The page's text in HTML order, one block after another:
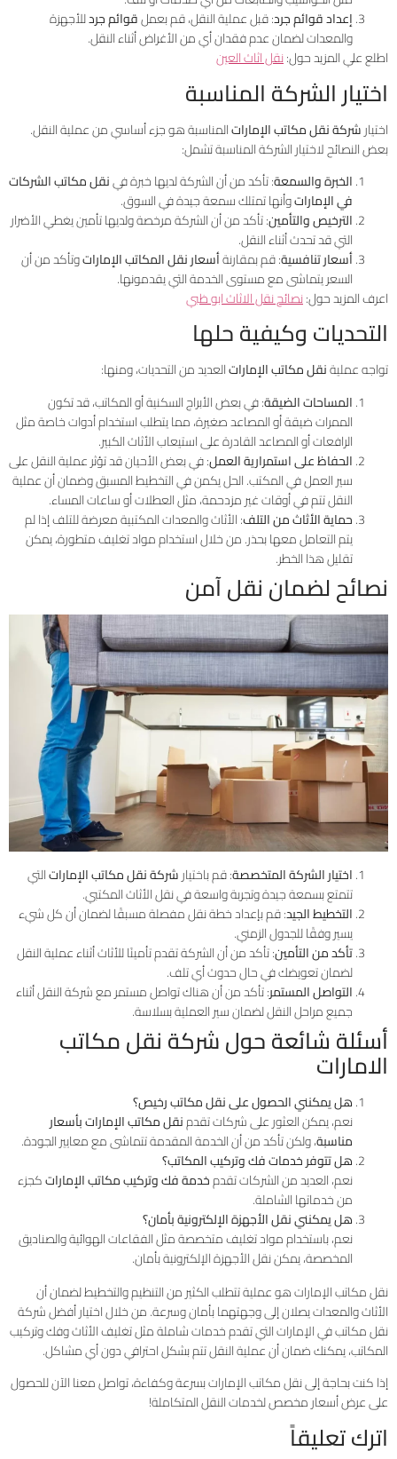
إعداد قوائم جرد: قبل عملية النقل، قم بعملقوائم جردللأجهزة
والمعدات لضمان عدم فقدان أي من الأغراض أثناء النقل.
اطلع علي المزيد حول:نقل اثاث العين
اختيار الشركة المناسبة
اختيارشركة نقل مكاتب الإماراتالمناسبة هو جزء أساسي من عملية النقل.
بعض النصائح لاختيار الشركة المناسبة تشمل:
الخبرة والسمعة: تأكد من أن الشركة لديها خبرة فينقل مكاتب الشركات
في الإماراتوأنها تمتلك سمعة جيدة في السوق.
الترخيص والتأمين: تأكد من أن الشركة مرخصة ولديها تأمين يغطي الأضرار
التي قد تحدث أثناء النقل.
أسعار تنافسية: قم بمقارنةأسعار نقل المكاتب الإماراتوتأكد من أن
السعر يتماشى مع مستوى الخدمة التي يقدمونها.
اعرف المزيد حول:نصائح نقل الاثاث ابو ظبي
التحديات وكيفية حلها
تواجه عمليةنقل مكاتب الإماراتالعديد من التحديات، ومنها:
المساحات الضيقة: في بعض الأبراج السكنية أو المكاتب، قد تكون
الممرات ضيقة أو المصاعد صغيرة، مما يتطلب استخدام أدوات خاصة مثل
الرافعات أو المصاعد القادرة على استيعاب الأثاث الكبير.
الحفاظ على استمرارية العمل: في بعض الأحيان قد تؤثر عملية النقل على
سير العمل في المكتب. الحل يكمن في التخطيط المسبق وضمان أن عملية
النقل تتم في أوقات غير مزدحمة، مثل العطلات أو ساعات المساء.
حماية الأثاث من التلف: الأثاث والمعدات المكتبية معرضة للتلف إذا لم
يتم التعامل معها بحذر. من خلال استخدام مواد تغليف متطورة، يمكن
تقليل هذا الخطر.
نصائح لضمان نقل آمن
اختيار الشركة المتخصصة: قم باختيارشركة نقل مكاتب الإماراتالتي
تتمتع بسمعة جيدة وتجربة واسعة في نقل الأثاث المكتبي.
التخطيط الجيد: قم بإعداد خطة نقل مفصلة مسبقًا لضمان أن كل شيء
يسير وفقًا للجدول الزمني.
تأكد من التأمين: تأكد من أن الشركة تقدم تأمينًا للأثاث أثناء عملية النقل
لضمان تعويضك في حال حدوث أي تلف.
التواصل المستمر: تأكد من أن هناك تواصل مستمر مع شركة النقل أثناء
جميع مراحل النقل لضمان سير العملية بسلاسة.
أسئلة شائعة حول شركة نقل مكاتب
الامارات
هل يمكنني الحصول على نقل مكاتب رخيص؟
نعم، يمكن العثور على شركات تقدمنقل مكاتب الإمارات بأسعار
مناسبة، ولكن تأكد من أن الخدمة المقدمة تتماشى مع معايير الجودة.
هل تتوفر خدمات فك وتركيب المكاتب؟
نعم، العديد من الشركات تقدمخدمة فك وتركيب مكاتب الإماراتكجزء
من خدماتها الشاملة.
هل يمكنني نقل الأجهزة الإلكترونية بأمان؟
نعم، باستخدام مواد تغليف متخصصة مثل الفقاعات الهوائية والصناديق
المخصصة، يمكن نقل الأجهزة الإلكترونية بأمان.
نقل مكاتب الإمارات هو عملية تتطلب الكثير من التنظيم والتخطيط لضمان أن
الأثاث والمعدات يصلان إلى وجهتهما بأمان وسرعة. من خلال اختيار أفضل شركة
نقل مكاتب في الإمارات التي تقدم خدمات شاملة مثل تغليف الأثاث وفك وتركيب
المكاتب، يمكنك ضمان أن عملية النقل تتم بشكل احترافي دون أي مشاكل.
إذا كنت بحاجة إلى نقل مكاتب الإمارات بسرعة وكفاءة، تواصل معنا الآن للحصول
على عرض أسعار مخصص لخدمات النقل المتكاملة!
اترك تعليقاً